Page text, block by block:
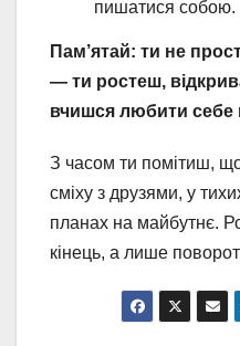
пишатися собою.
Пам’ятай: ти не
— ти ростеш,
вчишся любити себе
З часом ти помітиш,
сміху з друзями, у
планах на майбутнє.
кінець, а лише